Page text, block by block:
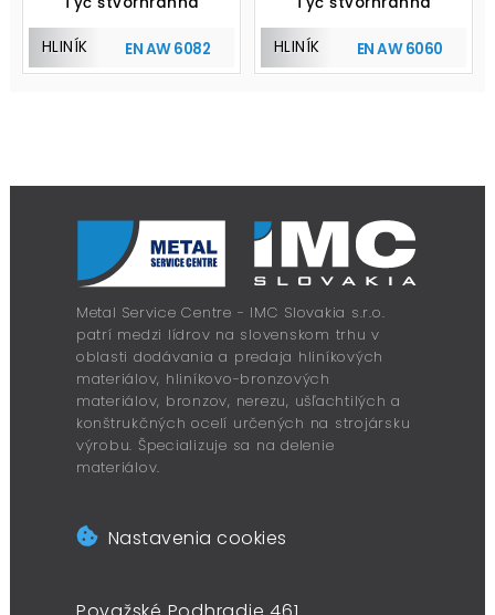
HLINÍK EN AW 6082 HLINÍK EN AW 6060
Metal Service Centre - IMC Slovakia s.r.o.
patrí medzi lídrov na slovenskom trhu v
oblasti dodávania a predaja hliníkových
materiálov, hliníkovo-bronzových
materiálov, bronzov, nerezu, ušľachtilých a
konštrukčných ocelí určených na strojársku
výrobu. Špecializuje sa na delenie
materiálov.
Nastavenia cookies